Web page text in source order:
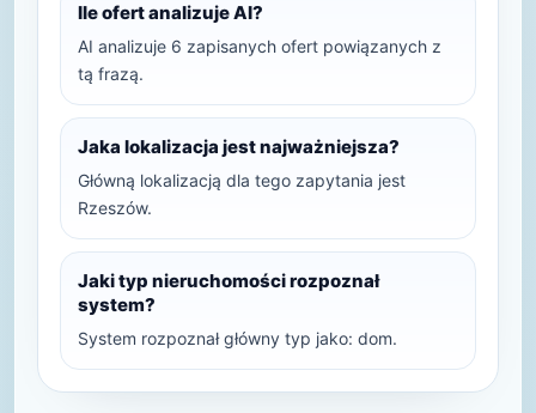
Ile ofert analizuje AI?
AI analizuje 6 zapisanych ofert powiązanych z
tą frazą.
Jaka lokalizacja jest najważniejsza?
Główną lokalizacją dla tego zapytania jest
Rzeszów.
Jaki typ nieruchomości rozpoznał
system?
System rozpoznał główny typ jako: dom.